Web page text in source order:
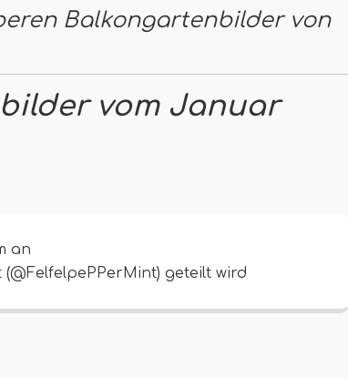
Balkongartenbilder von
vom Januar
an
geteilt wird